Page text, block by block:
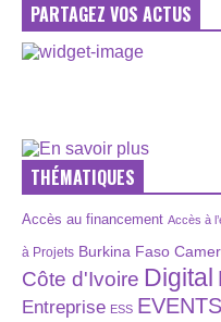
PARTAGEZ VOS ACTUS
THÉMATIQUES
Accès au financement Accès à
à Projets Burkina Faso
Côte d'Ivoire Digital
Entreprise ESS